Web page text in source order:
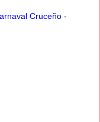
Cruceño -